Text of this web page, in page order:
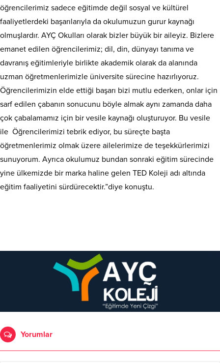
öğrencilerimiz sadece eğitimde değil sosyal ve kültürel
faaliyetlerdeki başarılarıyla da okulumuzun gurur kaynağı
olmuşlardır. AYÇ Okulları olarak bizler büyük bir aileyiz. Bizlere
emanet edilen öğrencilerimiz; dil, din, dünyayı tanıma ve
davranış eğitimleriyle birlikte akademik olarak da alanında
uzman öğretmenlerimizle üniversite sürecine hazırlıyoruz.
Öğrencilerimizin elde ettiği başarı bizi mutlu ederken, onlar için
sarf edilen çabanın sonucunu böyle almak aynı zamanda daha
çok çabalamamız için bir vesile kaynağı oluşturuyor. Bu vesile
ile Öğrencilerimizi tebrik ediyor, bu süreçte başta
öğretmenlerimiz olmak üzere ailelerimize de teşekkürlerimizi
sunuyorum. Ayrıca okulumuz bundan sonraki eğitim sürecinde
yine ülkemizde bir marka haline gelen TED Koleji adı altında
eğitim faaliyetini sürdürecektir.”diye konuştu.
Yorumlar